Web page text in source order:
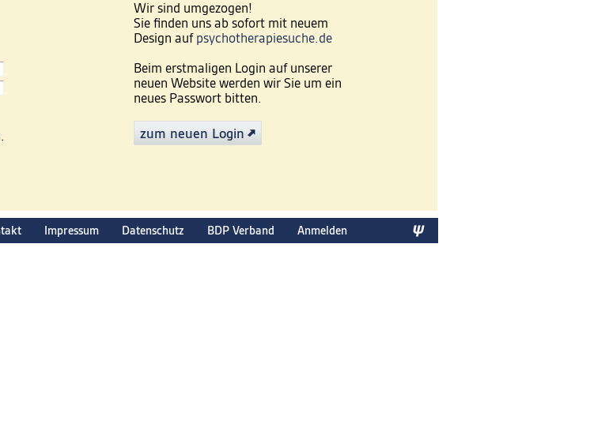
Wir sind umgezogen!
Sie finden uns ab sofort mit neuem
Design auf psychotherapiesuche.de
Beim erstmaligen Login auf unserer
neuen Website werden wir Sie um ein
neues Passwort bitten.
zum neuen Login
Impressum Datenschutz BDP Verband Anmelden